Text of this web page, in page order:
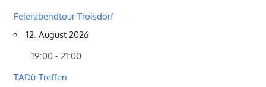
Feierabendtour Troisdorf
12. August 2026
19:00 - 21:00
TADü-Treffen